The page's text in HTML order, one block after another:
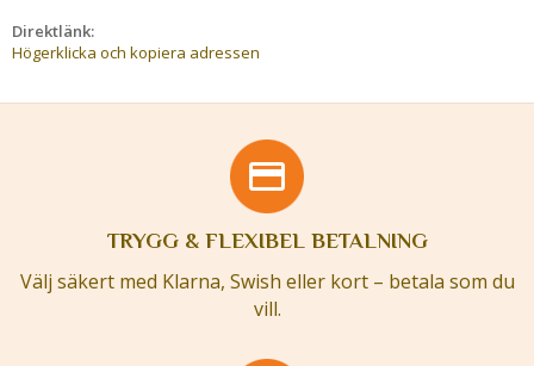
Direktlänk:
Högerklicka och kopiera adressen
TRYGG & FLEXIBEL BETALNING
Välj säkert med Klarna, Swish eller kort – betala som du
vill.